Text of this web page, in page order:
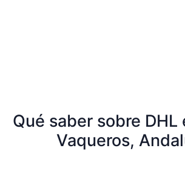
Qué saber sobre DHL
Vaqueros,